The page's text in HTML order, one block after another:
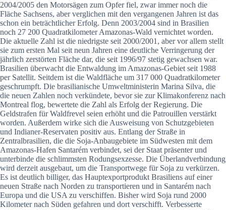
2004/2005 den Motorsägen zum Opfer fiel, zwar immer noch die
Fläche Sachsens, aber verglichen mit den vergangenen Jahren ist das
schon ein beträchtlicher Erfolg. Denn 2003/2004 sind in Brasilien
noch 27 200 Quadratkilometer Amazonas-Wald vernichtet worden.
Die aktuelle Zahl ist die niedrigste seit 2000/2001, aber vor allem stellt
sie zum ersten Mal seit neun Jahren eine deutliche Verringerung der
jährlich zerstörten Fläche dar, die seit 1996/97 stetig gewachsen war.
Brasilien überwacht die Entwaldung im Amazonas-Gebiet seit 1988
per Satellit. Seitdem ist die Waldfläche um 317 000 Quadratkilometer
geschrumpft. Die brasilianische Umweltministerin Marina Silva, die
die neuen Zahlen noch verkündete, bevor sie zur Klimakonferenz nach
Montreal flog, bewertete die Zahl als Erfolg der Regierung. Die
Geldstrafen für Waldfrevel seien erhöht und die Patrouillen verstärkt
worden. Außerdem wirke sich die Ausweisung von Schutzgebieten
und Indianer-Reservaten positiv aus. Entlang der Straße in
Zentralbrasilien, die die Soja-Anbaugebiete im Südwesten mit dem
Amazonas-Hafen Santarém verbindet, sei der Staat präsenter und
unterbinde die schlimmsten Rodungsexzesse. Die Überlandverbindung
wird derzeit ausgebaut, um die Transportwege für Soja zu verkürzen.
Es ist deutlich billiger, das Hauptexportprodukt Brasiliens auf einer
neuen Straße nach Norden zu transportieren und in Santarém nach
Europa und die USA zu verschiffen. Bisher wird Soja rund 2000
Kilometer nach Süden gefahren und dort verschifft. Verbesserte